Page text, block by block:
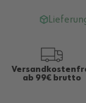
ab 99€ brutto